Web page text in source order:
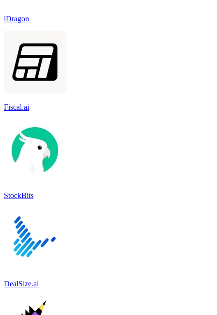
iDragon
Fiscal.ai
StockBits
DealSize.ai